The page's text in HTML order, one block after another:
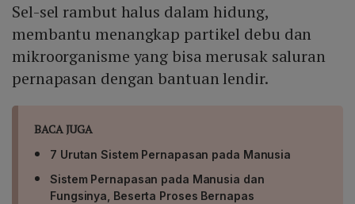
Sel-sel rambut halus dalam hidung,
membantu menangkap partikel debu dan
mikroorganisme yang bisa merusak saluran
pernapasan dengan bantuan lendir.
BACA JUGA
7 Urutan Sistem Pernapasan pada Manusia
Sistem Pernapasan pada Manusia dan
Fungsinya, Beserta Proses Bernapas